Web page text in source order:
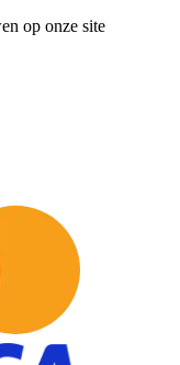
op onze site